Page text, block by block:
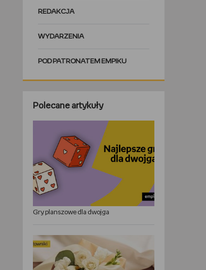
REDAKCJA
WYDARZENIA
POD PATRONATEM EMPIKU
Polecane artykuły
Gry planszowe dla dwojga